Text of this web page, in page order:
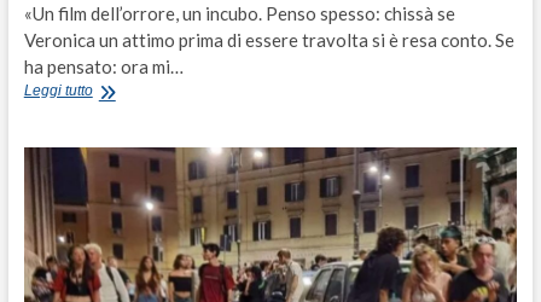
«Un film dell’orrore, un incubo. Penso spesso: chissà se
Veronica un attimo prima di essere travolta si è resa conto. Se
ha pensato: ora mi…
Leggi tutto“Ti
racconti
è
successo”.
Forcella
e
l’incubo